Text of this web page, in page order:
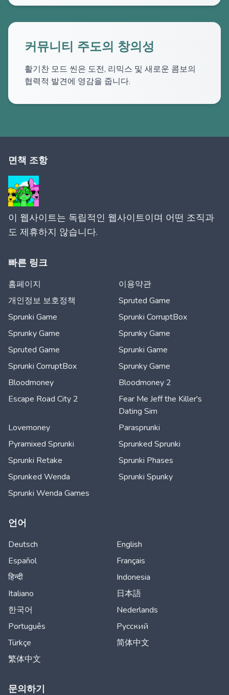
커뮤니티 주도의 창의성
활기찬 모드 씬은 도전, 리믹스 및 새로운 콤보의
협력적 발견에 영감을 줍니다.
면책 조항
이 웹사이트는 독립적인 웹사이트이며 어떤 조직과
도 제휴하지 않습니다.
빠른 링크
홈페이지
이용약관
개인정보 보호정책
Spruted Game
Sprunki Game
Sprunki CorruptBox
Sprunky Game
Sprunky Game
Spruted Game
Sprunki Game
Sprunki CorruptBox
Sprunky Game
Bloodmoney
Bloodmoney 2
Escape Road City 2
Fear Me Jeff the Killer's
Dating Sim
Lovemoney
Parasprunki
Pyramixed Sprunki
Sprunked Sprunki
Sprunki Retake
Sprunki Phases
Sprunked Wenda
Sprunki Spunky
Sprunki Wenda Games
언어
Deutsch
English
Español
Français
हिन्दी
Indonesia
Italiano
日本語
한국어
Nederlands
Português
Русский
Türkçe
简体中文
繁体中文
문의하기